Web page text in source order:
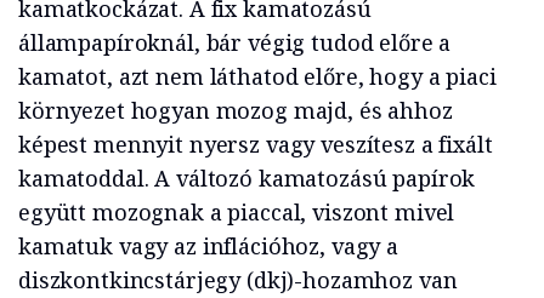
kamatkockázat. A fix kamatozású
állampapíroknál, bár végig tudod előre a
kamatot, azt nem láthatod előre, hogy a piaci
környezet hogyan mozog majd, és ahhoz
képest mennyit nyersz vagy veszítesz a fixált
kamatoddal. A változó kamatozású papírok
együtt mozognak a piaccal, viszont mivel
kamatuk vagy az inflációhoz, vagy a
diszkontkincstárjegy (dkj)-hozamhoz van